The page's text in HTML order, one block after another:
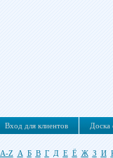
Вход для клиентов Доска
A-Z А Б В Г Д Е Ё Ж З И